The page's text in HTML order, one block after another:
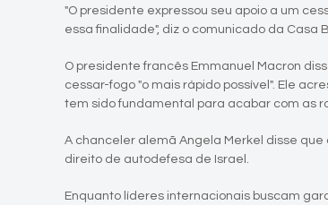
"O presidente expressou seu apoio a um
essa finalidade", diz o comunicado da Casa
O presidente francês Emmanuel Macron
cessar-fogo "o mais rápido possível". Ele
tem sido fundamental para acabar com as
A chanceler alemã Angela Merkel disse
direito de autodefesa de Israel.
Enquanto líderes internacionais buscam